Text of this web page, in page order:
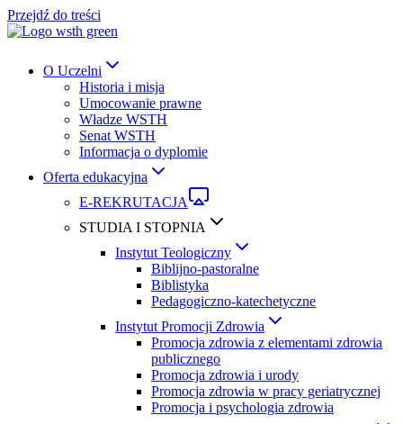
Przejdź do treści
O Uczelni
Historia i misja
Umocowanie prawne
Władze WSTH
Senat WSTH
Informacja o dyplomie
Oferta edukacyjna
E-REKRUTACJA
STUDIA I STOPNIA
Instytut Teologiczny
Biblijno-pastoralne
Biblistyka
Pedagogiczno-katechetyczne
Instytut Promocji Zdrowia
Promocja zdrowia z elementami zdrowia
publicznego
Promocja zdrowia i urody
Promocja zdrowia w pracy geriatrycznej
Promocja i psychologia zdrowia